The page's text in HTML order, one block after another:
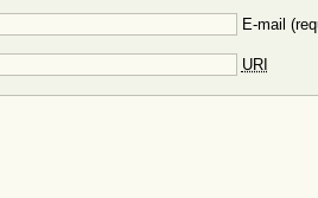
E-mail
URI